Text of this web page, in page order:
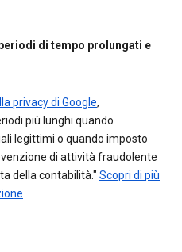
di tempo prolungati e
privacy di Google,
più lunghi quando
legittimi o quando imposto
di attività fraudolente
della contabilità." Scopri di più